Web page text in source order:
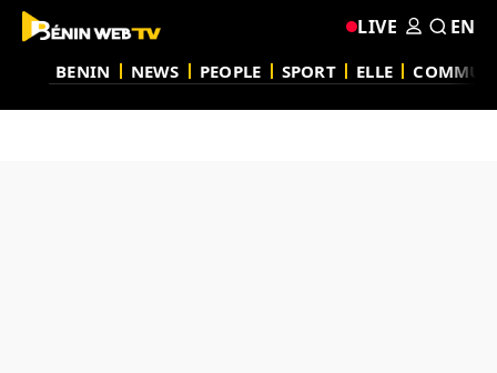
BENIN NEWS PEOPLE SPORT ELLE
LIVE EN